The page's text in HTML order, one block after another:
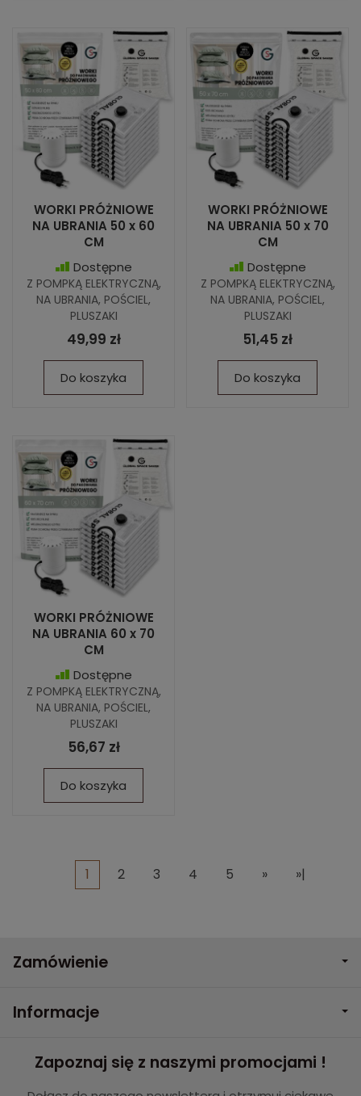
WORKI PRÓŻNIOWE
NA UBRANIA 50 x 60
CM
Dostępne
Z POMPKĄ ELEKTRYCZNĄ,
NA UBRANIA, POŚCIEL,
PLUSZAKI
49,99 zł
Do koszyka
WORKI PRÓŻNIOWE
NA UBRANIA 50 x 70
CM
Dostępne
Z POMPKĄ ELEKTRYCZNĄ,
NA UBRANIA, POŚCIEL,
PLUSZAKI
51,45 zł
Do koszyka
WORKI PRÓŻNIOWE
NA UBRANIA 60 x 70
CM
Dostępne
Z POMPKĄ ELEKTRYCZNĄ,
NA UBRANIA, POŚCIEL,
PLUSZAKI
56,67 zł
Do koszyka
1 2 3 4 5 » »|
Zamówienie
Informacje
Zapoznaj się z naszymi promocjami !